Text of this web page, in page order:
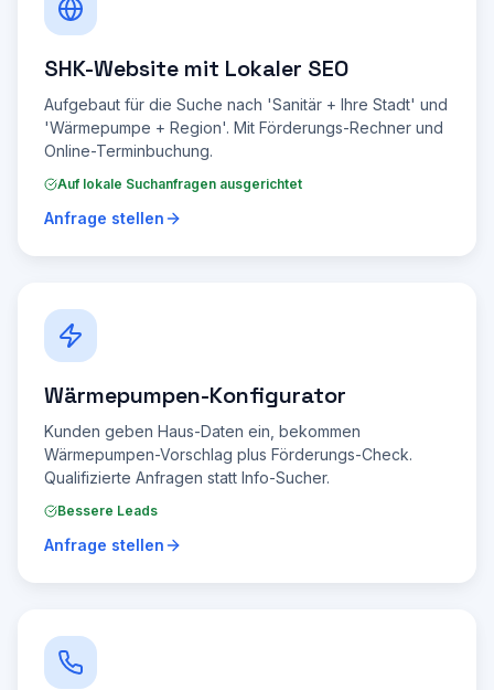
SHK-Website mit Lokaler SEO
Aufgebaut für die Suche nach 'Sanitär + Ihre Stadt' und
'Wärmepumpe + Region'. Mit Förderungs-Rechner und
Online-Terminbuchung.
Auf lokale Suchanfragen ausgerichtet
Anfrage stellen
Wärmepumpen-Konfigurator
Kunden geben Haus-Daten ein, bekommen
Wärmepumpen-Vorschlag plus Förderungs-Check.
Qualifizierte Anfragen statt Info-Sucher.
Bessere Leads
Anfrage stellen